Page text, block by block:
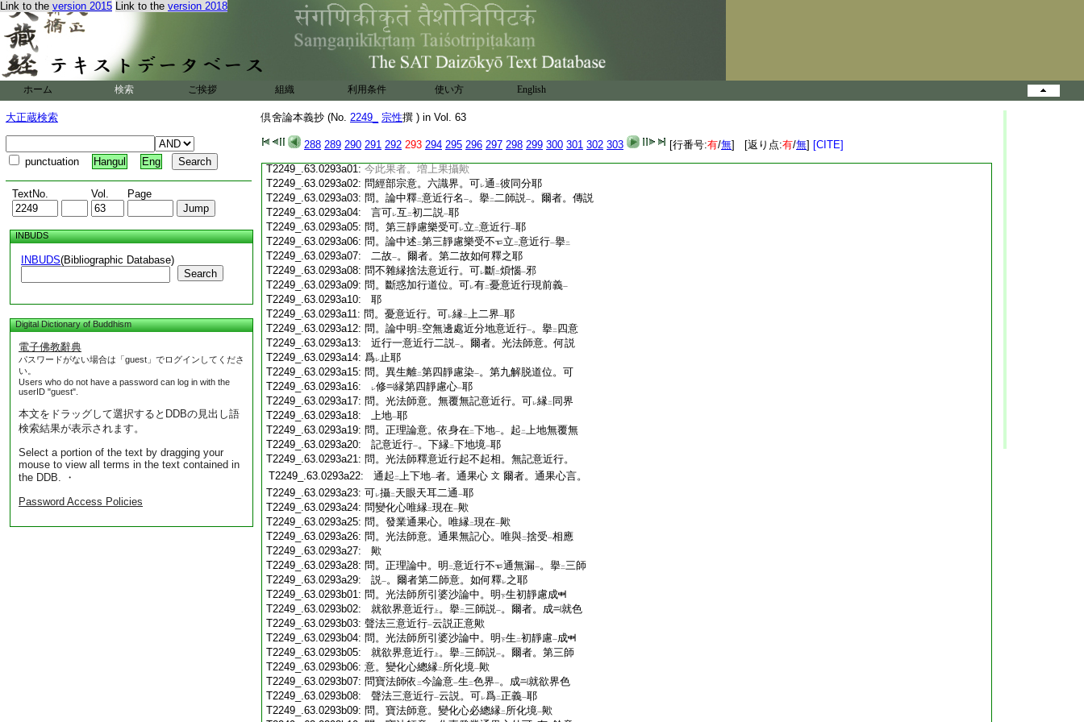
Link to the version 2015 Link to the version 2018
ホーム 検索 ご挨拶 組織 利用条件 使い方 English
大正蔵検索
punctuation Hangul Eng
TextNo. Vol. Page
INBUDS
INBUDS(Bibliographic Database)
Search
Digital Dictionary of Buddhism
電子佛教辭典
パスワードがない場合は「guest」でログインしてくださ
い。
Users who do not have a password can log in with the
userID "guest".
本文をドラッグして選択するとDDBの見出し語
検索結果が表示されます。
Select a portion of the text by dragging your
mouse to view all terms in the text contained in
the DDB. ・
Password Access Policies
倶舍論本義抄 (No. 2249_ 宗性撰 ) in Vol. 63
288 289 290 291 292 293 294 295 296 297 298 299 300 301 302 303 [行番号:有/無] [返り点:有/無] [CITE]
T2249_.63.0292c20: 問。論中引二契經説 云。諸所有見 文
T2249_.63.0292c21: 師意。今此見者。如何釋 レ 之耶
T2249_.63.0292c22: 問。論文云。豈不 可 説爲 餘慢等
法師意。今此等如何釋レ之耶
T2249_.63.0292c24:問。名色者。唯限 五蘊攝 歟
T2249_.63.0292c25:問。光法師引 婆沙論非 色即是受等四蘊
T2249_.63.0292c26:文 上。爾者。爲 レ 證 下今論又類
T2249_.63.0292c27:歟
T2249_.63.0292c28: 問。光法師述下現在意識。及現在觸。望二未來
T2249_.63.0293a01: 今此果者。増上果攝歟
T2249_.63.0293a02: 問經部宗意。六識界。可レ通 二彼同分耶
T2249_.63.0293a03: 問。論中釋二意近行名 一。擧二二師説一。爾者。傳説
T2249_.63.0293a04:
言可レ互 二初二説一耶
T2249_.63.0293a05: 問。第三靜慮樂受可レ立 二意近行一耶
T2249_.63.0293a06: 問。論中述 二第三靜慮樂受不 立 二意近行一擧二
T2249_.63.0293a07: 二故一。爾者。第二故如何釋之耶
T2249_.63.0293a08: 問不雜縁捨法意近行。可レ斷二煩惱一邪
T2249_.63.0293a09: 問。斷惑加行道位。可レ有二憂意近行現前義一
T2249_.63.0293a10:
耶
T2249_.63.0293a11: 問。憂意近行。可レ縁二上二界一耶
T2249_.63.0293a12: 問。論中明 二 空無邊處近分地意近行一。擧二 四意
T2249_.63.0293a13:
近行一意近行二説一。爾者。光法師意。何説
T2249_.63.0293a14: 爲レ止耶
T2249_.63.0293a15: 問。異生離二第四靜慮染一。第九解脱道位。可
T2249_.63.0293a16:
レ修 縁第四靜慮心一耶
T2249_.63.0293a17: 問。光法師意。無覆無記意近行。可レ縁二 同界
T2249_.63.0293a18:
上地一耶
T2249_.63.0293a19: 問。正理論意。依身在二下地一。起 二上地無覆無
T2249_.63.0293a20:
記意近行一。下縁二下地境一耶
T2249_.63.0293a21: 問。光法師釋意近行起不起相。無記意近行。
T2249_.63.0293a22:
通起 二上下地一者。通果心 文 爾者。通果心言。
T2249_.63.0293a23: 可レ攝二 天眼天耳二通一耶
T2249_.63.0293a24: 問變化心唯縁二現在一歟
T2249_.63.0293a25: 問。發業通果心。唯縁二現在一歟
T2249_.63.0293a26: 問。光法師意。通果無記心。唯與二捨受一相應
T2249_.63.0293a27:
歟
T2249_.63.0293a28: 問。正理論中。明 二意近行不 通無漏一。擧二三師
T2249_.63.0293a29:
説一。爾者第二師意。如何釋レ之耶
T2249_.63.0293b01: 問。光法師所引婆沙論中。明 下生初靜慮成
T2249_.63.0293b02:
就欲界意近行 上 。擧二三師説一。爾者。成
就色
T2249_.63.0293b03: 聲法三意近行一云説正意歟
T2249_.63.0293b04: 問。光法師所引婆沙論中。明 下生 二初靜慮一成
T2249_.63.0293b05:
就欲界意近行 上 。擧二三師説一。爾者。第三師
T2249_.63.0293b06: 意。變化心總縁二 所化境一歟
T2249_.63.0293b07: 問寶法師依 二今論意一生 二色界一。成
就欲界色
T2249_.63.0293b08:
聲法三意近行一云説。可レ爲二正義一耶
T2249_.63.0293b09: 問。寶法師意。變化心必總縁二 所化境一歟